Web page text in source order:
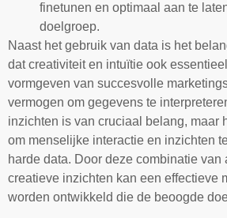
finetunen en optimaal aan te
doelgroep.
Naast het gebruik van data is het
dat creativiteit en intuïtie ook
vormgeven van succesvolle
vermogen om gegevens te
inzichten is van cruciaal belang, maar
om menselijke interactie en inzichten
harde data. Door deze combinatie van
creatieve inzichten kan een effectieve
worden ontwikkeld die de beoogde